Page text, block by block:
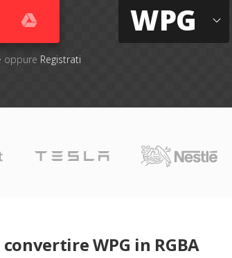
oppure Registrati
WPG
convertire WPG in RGBA